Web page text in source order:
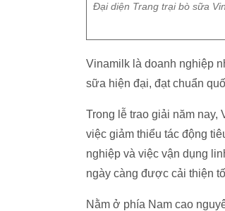
Đại diện Trang trại bò sữa
Vinamilk là doanh nghiệp
sữa hiện đại, đạt chuẩn
Trong lễ trao giải năm
việc giảm thiểu tác động
nghiệp và việc vận dụng
ngày càng được cải thiện
Nằm ở phía Nam cao